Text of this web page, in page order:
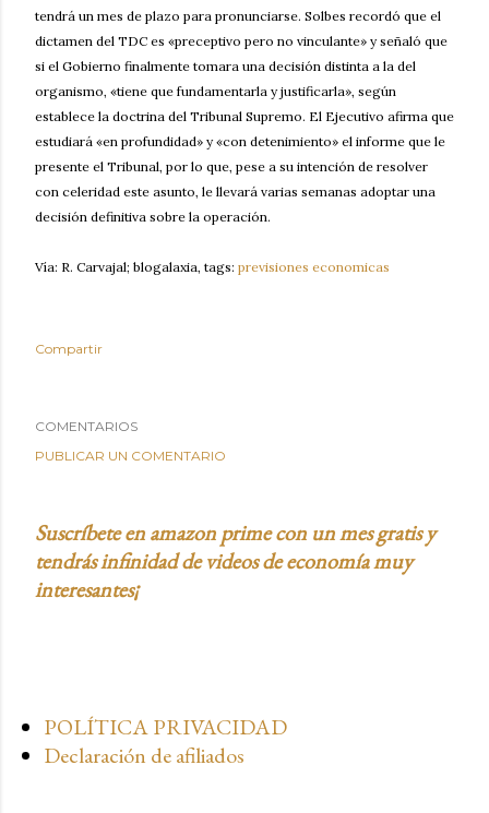
tendrá un mes de plazo para pronunciarse. Solbes recordó que el
dictamen del TDC es «preceptivo pero no vinculante» y señaló que
si el Gobierno finalmente tomara una decisión distinta a la del
organismo, «tiene que fundamentarla y justificarla», según
establece la doctrina del Tribunal Supremo. El Ejecutivo afirma que
estudiará «en profundidad» y «con detenimiento» el informe que le
presente el Tribunal, por lo que, pese a su intención de resolver
con celeridad este asunto, le llevará varias semanas adoptar una
decisión definitiva sobre la operación.
Vía: R. Carvajal; blogalaxia, tags: previsiones economicas
Compartir
COMENTARIOS
PUBLICAR UN COMENTARIO
Suscríbete en amazon prime con un mes gratis y
tendrás infinidad de videos de economía muy
interesantes¡
POLÍTICA PRIVACIDAD
Declaración de afiliados